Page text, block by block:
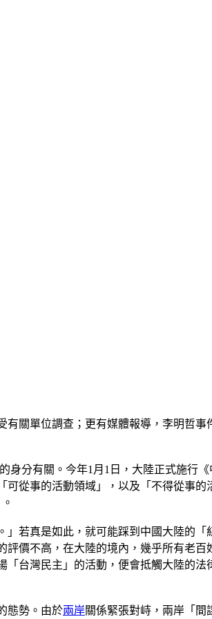
關單位調查；更有媒體報導，李明哲
分有關。今年1月1日，大陸正式施行
從事的活動領域」，以及「不得從事
」若真是如此，就可能踩到中國大陸的
價不高，在大陸的境內，幾乎所有老百
台灣民主」的活動，便會抵觸大陸的
態勢。由於兩岸關係緊張對峙，兩岸「間